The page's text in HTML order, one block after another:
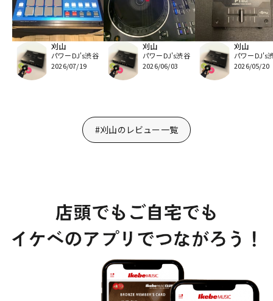
刈山
パワーDJ's渋谷
2026/07/19
刈山
パワーDJ's渋谷
2026/06/03
刈山
パワーDJ's
2026/05/20
#刈山のレビュー一覧